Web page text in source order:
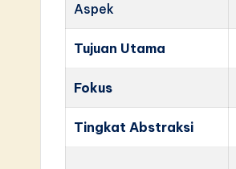
Aspek
Tujuan Utama
Fokus
Tingkat Abstraksi